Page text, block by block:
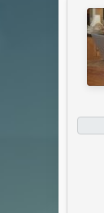
о
р
т
е
м